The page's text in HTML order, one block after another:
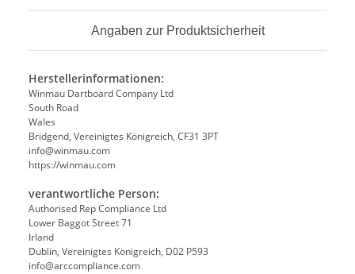
Angaben zur Produktsicherheit
Herstellerinformationen:
Winmau Dartboard Company Ltd
South Road
Wales
Bridgend, Vereinigtes Königreich, CF31 3PT
info@winmau.com
https://winmau.com
verantwortliche Person:
Authorised Rep Compliance Ltd
Lower Baggot Street 71
Irland
Dublin, Vereinigtes Königreich, D02 P593
info@arccompliance.com